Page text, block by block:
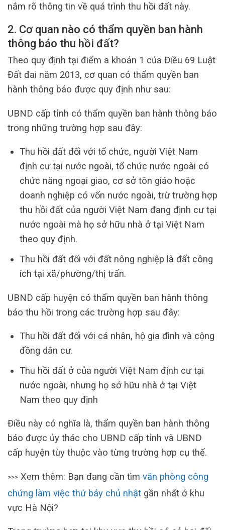
nắm rõ thông tin về quá trình thu hồi đất này.
2. Cơ quan nào có thẩm quyền ban hành
thông báo thu hồi đất?
Theo quy định tại điểm a khoản 1 của Điều 69 Luật
Đất đai năm 2013, cơ quan có thẩm quyền ban
hành thông báo được quy định như sau:
UBND cấp tỉnh có thẩm quyền ban hành thông báo
trong những trường hợp sau đây:
Thu hồi đất đối với tổ chức, người Việt Nam
định cư tại nước ngoài, tổ chức nước ngoài có
chức năng ngoại giao, cơ sở tôn giáo hoặc
doanh nghiệp có vốn nước ngoài, trừ trường hợp
thu hồi đất của người Việt Nam đang định cư tại
nước ngoài mà họ sở hữu nhà ở tại Việt Nam
theo quy định.
Thu hồi đất đối với đất nông nghiệp là đất công
ích tại xã/phường/thị trấn.
UBND cấp huyện có thẩm quyền ban hành thông
báo thu hồi trong các trường hợp sau đây:
Thu hồi đất đối với cá nhân, hộ gia đình và cộng
đồng dân cư.
Thu hồi đất ở của người Việt Nam định cư tại
nước ngoài, nhưng họ sở hữu nhà ở tại Việt
Nam theo quy định
Điều này có nghĩa là, thẩm quyền ban hành thông
báo được ủy thác cho UBND cấp tỉnh và UBND
cấp huyện tùy thuộc vào từng trường hợp cụ thể.
>>> Xem thêm: Bạn đang cần tìm văn phòng công
chứng làm việc thứ bảy chủ nhật gần nhất ở khu
vực Hà Nội?